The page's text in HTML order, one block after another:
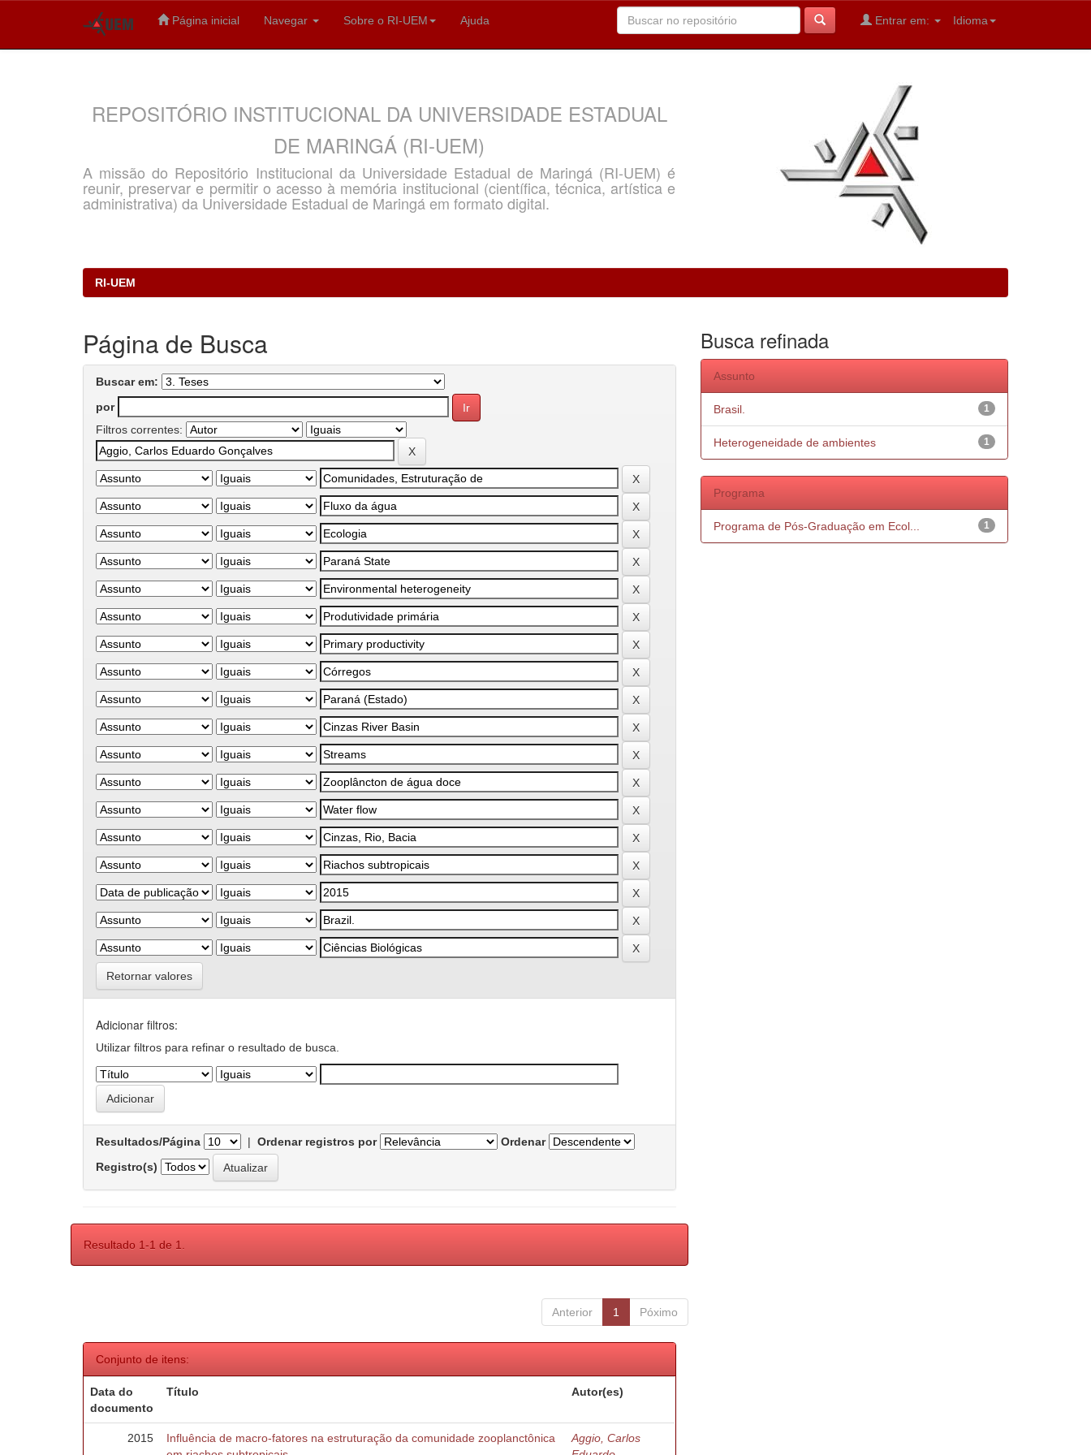
Página inicial Navegar Sobre o RI-UEM Ajuda Idioma
Entrar em:
REPOSITÓRIO INSTITUCIONAL DA UNIVERSIDADE ESTADUAL
DE MARINGÁ (RI-UEM)
A missão do Repositório Institucional da Universidade Estadual de Maringá (RI-UEM) é
reunir, preservar e permitir o acesso à memória institucional (científica, técnica, artística e
administrativa) da Universidade Estadual de Maringá em formato digital.
RI-UEM
Página de Busca
Buscar em:
por
Filtros correntes:
Retornar valores
Adicionar filtros:
Utilizar filtros para refinar o resultado de busca.
Resultados/Página | Ordenar registros por
Ordenar
Registro(s)
Resultado 1-1 de 1.
Anterior 1 Póximo
Conjunto de itens:
Data do
documento
Título Autor(es)
2015
Influência de macro-fatores na estruturação da comunidade zooplanctônica
Aggio, Carlos
Busca refinada
Assunto
1
Brasil.
1
Heterogeneidade de ambientes
Programa
1
Programa de Pós-Graduação em Ecol...